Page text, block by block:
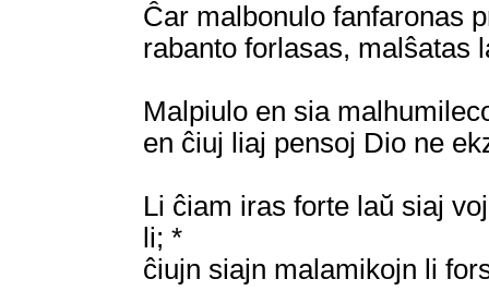
Ĉar malbonulo fanfaronas
rabanto forlasas, malŝatas
Malpiulo en sia
en ĉiuj liaj pensoj Dio ne
Li ĉiam iras forte laŭ siaj
li; *
ĉiujn siajn malamikojn li